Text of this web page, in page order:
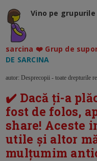
Vino pe
sarcina ❤️ Grup de
DE SARCINA
autor: Desprecopii - toate drepturile
✔️ Dacă ți-a
fost de folos,
share! Aceste
utile și altor
mulțumim